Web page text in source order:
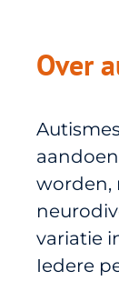
Over
worden,
variatie
Iedere